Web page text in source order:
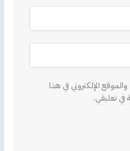
الإلكتروني في هذا
في تعليقي.